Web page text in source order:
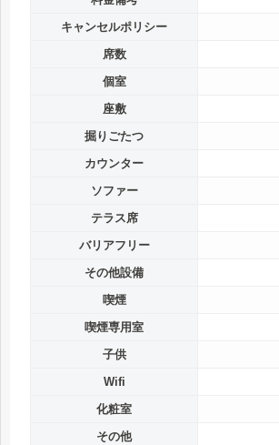
キャンセルポリシー
席数
個室
座敷
掘りごたつ
カウンター
ソファー
テラス席
バリアフリー
その他設備
喫煙
喫煙専用室
子供
Wifi
化粧室
その他